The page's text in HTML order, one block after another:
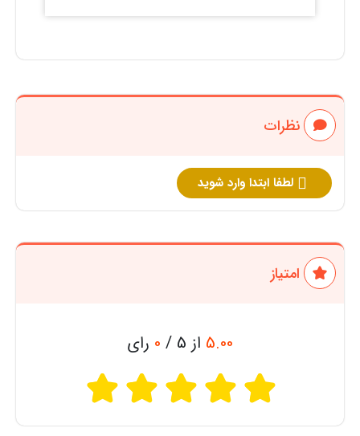
نظرات
لطفا ابتدا وارد شوید
امتیاز
5.00 از 5 / 0 رای